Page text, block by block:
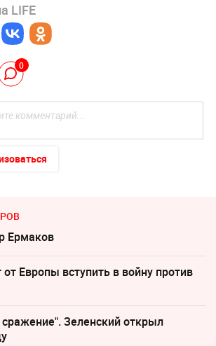
LIFE
0
Ермаков
от Европы вступить в войну против
Зеленский открыл